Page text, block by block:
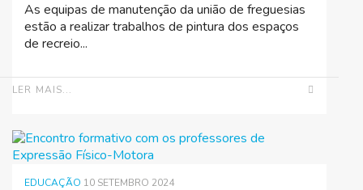
As equipas de manutenção da união de freguesias
estão a realizar trabalhos de pintura dos espaços
de recreio...
LER MAIS...
EDUCAÇÃO 10 SETEMBRO 2024